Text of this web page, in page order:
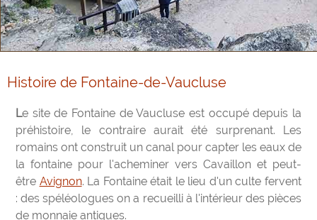
Histoire de Fontaine-de-Vaucluse
Le site de Fontaine de Vaucluse est occupé depuis la
préhistoire, le contraire aurait été surprenant. Les
romains ont construit un canal pour capter les eaux de
la fontaine pour l'acheminer vers Cavaillon et peut-
être Avignon. La Fontaine était le lieu d'un culte fervent
: des spéléologues on a recueilli à l'intérieur des pièces
de monnaie antiques.